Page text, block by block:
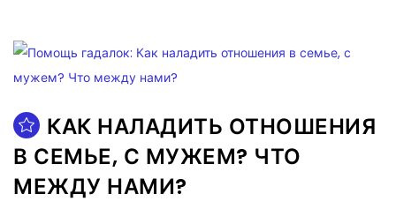
КАК НАЛАДИТЬ ОТНОШЕНИЯ
В СЕМЬЕ, С МУЖЕМ? ЧТО
МЕЖДУ НАМИ?